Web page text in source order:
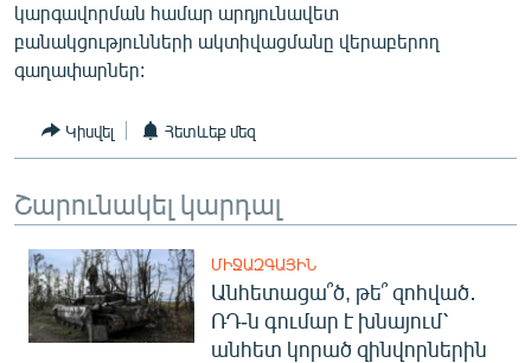
Русский
ՀԵՏԵՎԵՔ ՄԵԶ
«Ազատության» բոլոր կայքերը
կարգավորման համար արդյունավետ
բանակցությունների ակտիվացմանը վերաբերող
գաղափարներ:
Կիսվել Հետևեք մեզ
Շարունակել կարդալ
ՄԻՋԱԶԳԱՅԻՆ
Անհետացա՞ծ, թե՞ զոհված․
ՌԴ-ն գումար է խնայում՝
անհետ կորած զինվորներին